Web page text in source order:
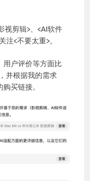
视剪辑>、<AI软件
注<不要太重>。
用户评价等方面比
并根据我的需求
买链接。